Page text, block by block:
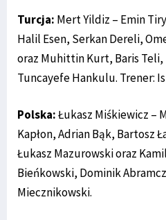
Turcja: Mert Yildiz – Emin
Halil Esen, Serkan Dereli,
oraz Muhittin Kurt, Baris Teli,
Tuncayefe Hankulu. Trener:
Polska:Łukasz Miśkiewicz –
Kapłon, Adrian Bąk, Bartosz
Łukasz Mazurowski oraz
Bieńkowski, Dominik
Miecznikowski.